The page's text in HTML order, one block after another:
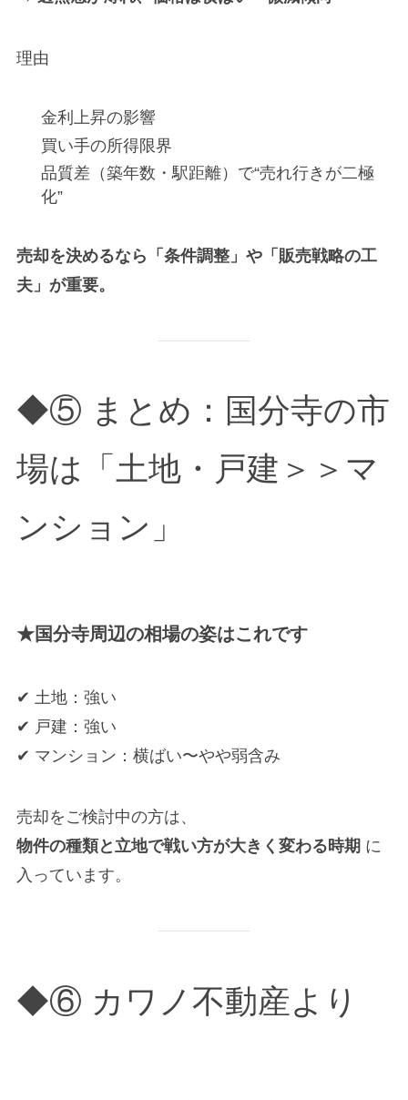
理由
金利上昇の影響
買い手の所得限界
品質差（築年数・駅距離）で“売れ行きが二極
化”
売却を決めるなら「条件調整」や「販売戦略の工
夫」が重要。
◆⑤ まとめ：国分寺の市
場は「土地・戸建＞＞マ
ンション」
★国分寺周辺の相場の姿はこれです
✔ 土地：強い
✔ 戸建：強い
✔ マンション：横ばい〜やや弱含み
売却をご検討中の方は、
物件の種類と立地で戦い方が大きく変わる時期 に
入っています。
◆⑥ カワノ不動産より